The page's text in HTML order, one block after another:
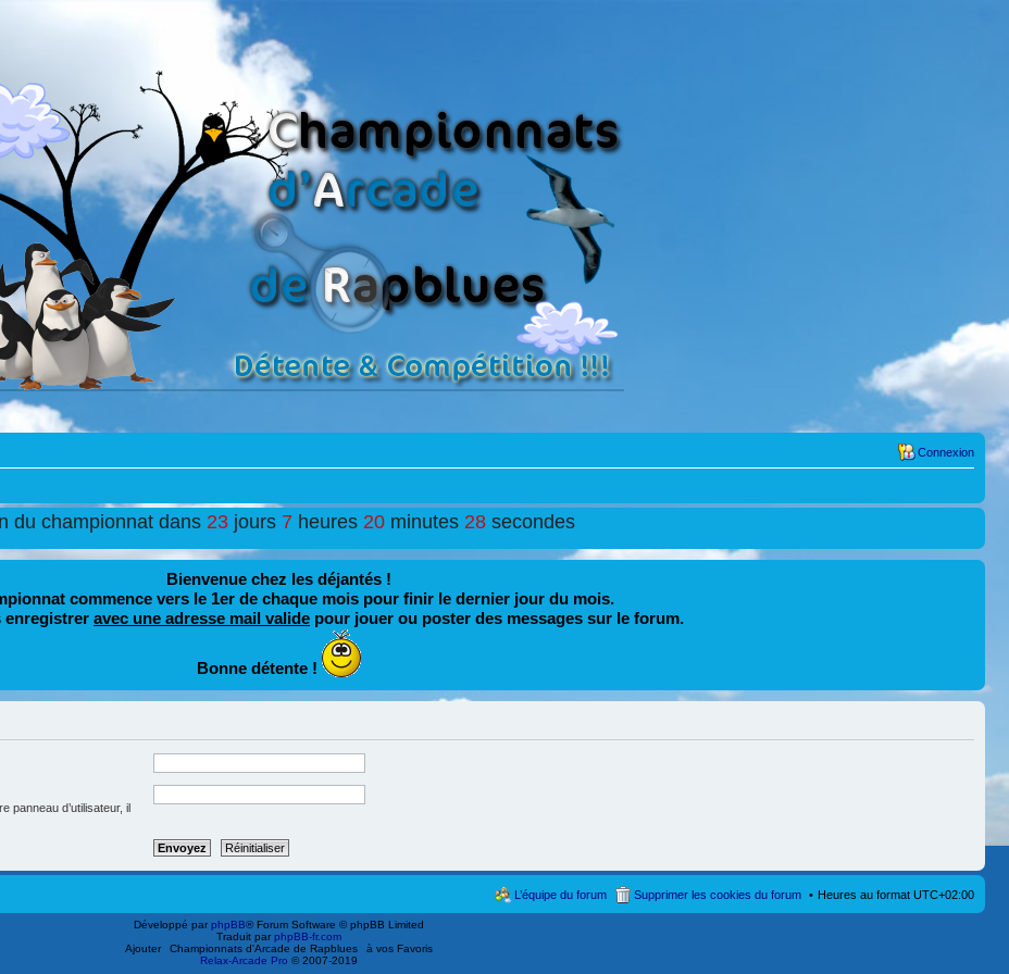
Connexion
du championnat dans 23 jours 7 heures 20 minutes 28 secondes
Bienvenue chez les déjantés !
commence vers le 1er de chaque mois pour finir le dernier jour du mois.
enregistrer avec une adresse mail valide pour jouer ou poster des messages sur le forum.
Bonne détente !
panneau d’utilisateur, il
Heures au format UTC+02:00
Supprimer les cookies du forum
L’équipe du forum
Développé parphpBB® Forum Software © phpBB Limited
Traduit parphpBB-fr.com
Ajouter
Championnats d'Arcade de Rapblues
à vos Favoris
Relax-Arcade Pro © 2007-2019